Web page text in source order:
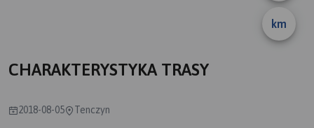
km
CHARAKTERYSTYKA TRASY
2018-08-05 Tenczyn